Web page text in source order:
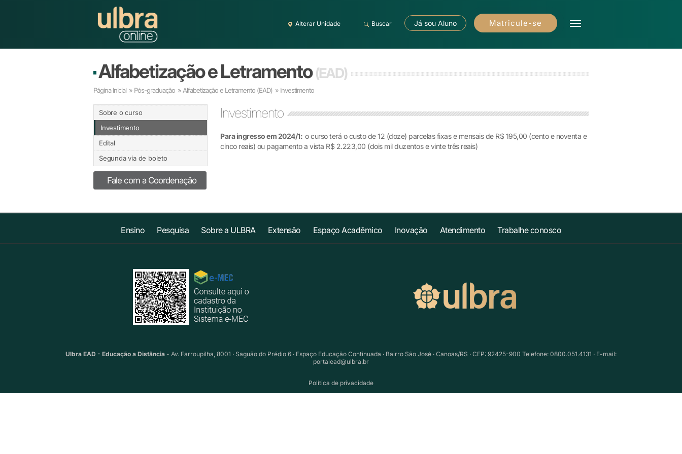
Alterar Unidade Buscar Já sou Aluno Matricule-se
Alfabetização e Letramento(EAD)
Página Inicial » Pós-graduação » Alfabetização e Letramento (EAD) » Investimento
Sobre o curso
Investimento
Edital
Segunda via de boleto
Fale com a Coordenação
Investimento
Para ingresso em 2024/1:o curso terá o custo de 12 (doze) parcelas fixas e mensais de R$ 195,00 (cento e noventa e
cinco reais) ou pagamento a vista R$ 2.223,00 (dois mil duzentos e vinte três reais)
Ensino Pesquisa Sobre a ULBRA Extensão Espaço Acadêmico Inovação Atendimento Trabalhe conosco
Ulbra EAD - Educação a Distância - Av. Farroupilha, 8001 · Saguão do Prédio 6 · Espaço Educação Continuada · Bairro São José · Canoas/RS · CEP: 92425-900 Telefone: 0800.051.4131 · E-mail:
portalead@ulbra.br
Política de privacidade